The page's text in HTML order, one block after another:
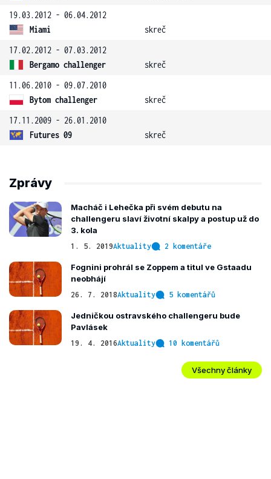
19.03.2012 - 06.04.2012
Miami
skreč
17.02.2012 - 07.03.2012
Bergamo challenger
skreč
11.06.2010 - 09.07.2010
Bytom challenger
skreč
17.11.2009 - 26.01.2010
Futures 09
skreč
Zprávy
Macháč i Lehečka při svém debutu na
challengeru slaví životní skalpy a postup už do
3. kola
1. 5. 2019Aktuality 2 komentáře
Fognini prohrál se Zoppem a titul ve Gstaadu
neobhájí
26. 7. 2018Aktuality 5 komentářů
Jedničkou ostravského challengeru bude
Pavlásek
19. 4. 2016Aktuality 10 komentářů
Všechny články